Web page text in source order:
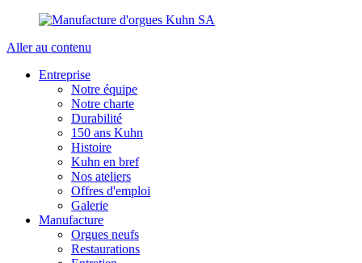
Aller au contenu
Entreprise
Notre équipe
Notre charte
Durabilité
150 ans Kuhn
Histoire
Kuhn en bref
Nos ateliers
Offres d'emploi
Galerie
Manufacture
Orgues neufs
Restaurations